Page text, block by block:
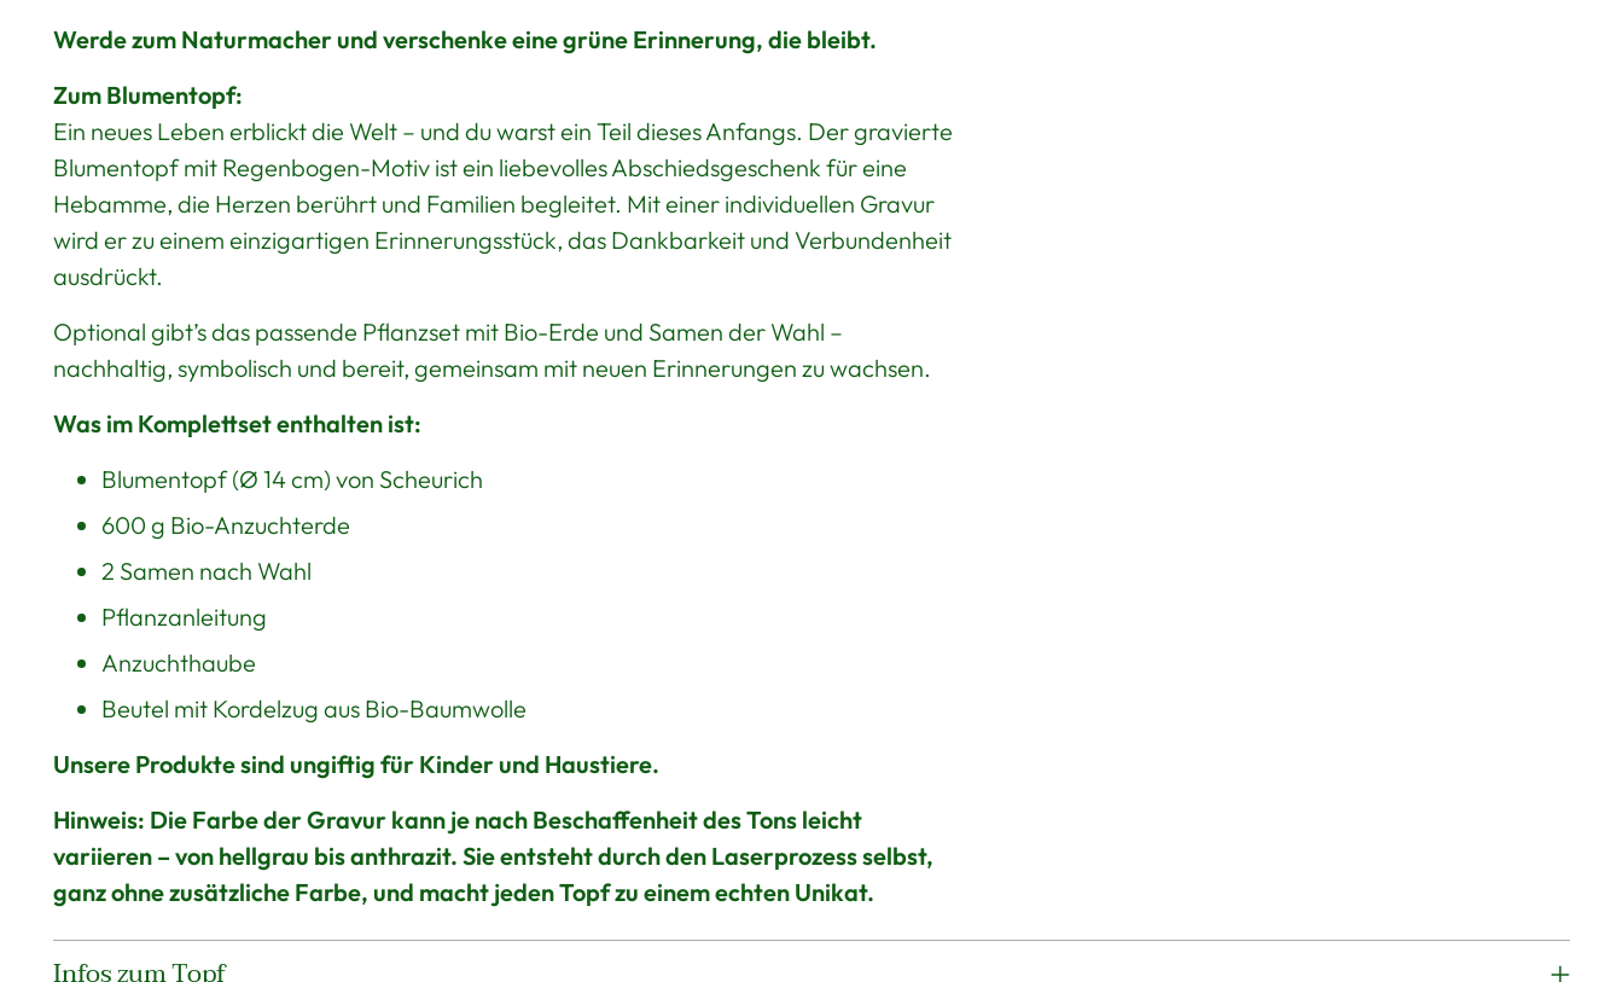
Werde zum Naturmacher und verschenke eine grüne Erinnerung, die bleibt.
Zum Blumentopf:
Ein neues Leben erblickt die Welt – und du warst ein Teil dieses Anfangs. Der gravierte
Blumentopf mit Regenbogen-Motiv ist ein liebevolles Abschiedsgeschenk für eine
Hebamme, die Herzen berührt und Familien begleitet. Mit einer individuellen Gravur
wird er zu einem einzigartigen Erinnerungsstück, das Dankbarkeit und Verbundenheit
ausdrückt.
Optional gibt’s das passende Pflanzset mit Bio-Erde und Samen der Wahl –
nachhaltig, symbolisch und bereit, gemeinsam mit neuen Erinnerungen zu wachsen.
Was im Komplettset enthalten ist:
Blumentopf (Ø 14 cm) von Scheurich
600 g Bio-Anzuchterde
2 Samen nach Wahl
Pflanzanleitung
Anzuchthaube
Beutel mit Kordelzug aus Bio-Baumwolle
Unsere Produkte sind ungiftig für Kinder und Haustiere.
Hinweis: Die Farbe der Gravur kann je nach Beschaffenheit des Tons leicht
variieren – von hellgrau bis anthrazit. Sie entsteht durch den Laserprozess selbst,
ganz ohne zusätzliche Farbe, und macht jeden Topf zu einem echten Unikat.
Infos zum Topf